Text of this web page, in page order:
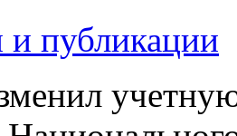
и публикации